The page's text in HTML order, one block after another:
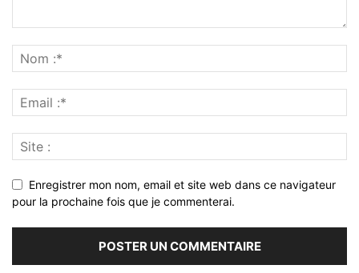
Enregistrer mon nom, email et site web dans ce navigateur
pour la prochaine fois que je commenterai.